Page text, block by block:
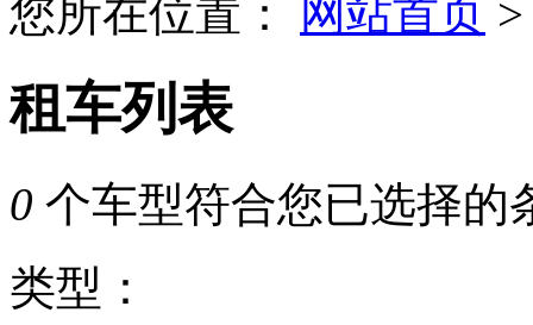
您所在位置： 网站首页 >
租车列表
0 个车型符合您已选择的
类型：